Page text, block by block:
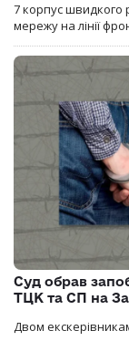
7 корпус швидкого
мережу на лінії
Суд обрав
ТЦК та СП на
Двом